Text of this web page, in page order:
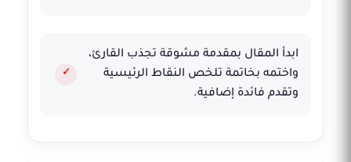
ابدأ المقال بمقدمة مشوقة تجذب القارئ،
واختمه بخاتمة تلخص النقاط الرئيسية
وتقدم فائدة إضافية.